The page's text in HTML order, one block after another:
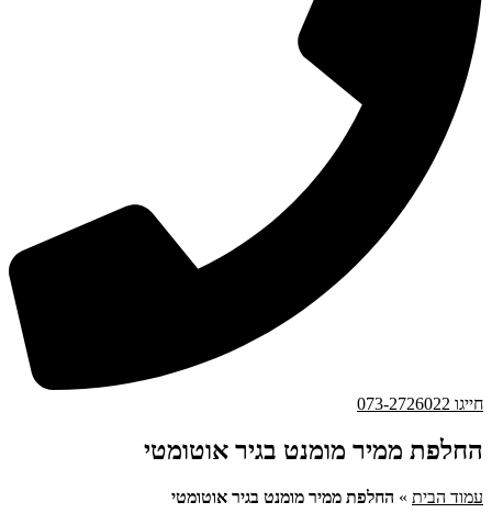
חייגו 073-2726022
החלפת ממיר מומנט בגיר אוטומטי
עמוד הבית » החלפת ממיר מומנט בגיר אוטומטי